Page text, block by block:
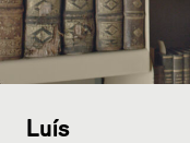
Luís